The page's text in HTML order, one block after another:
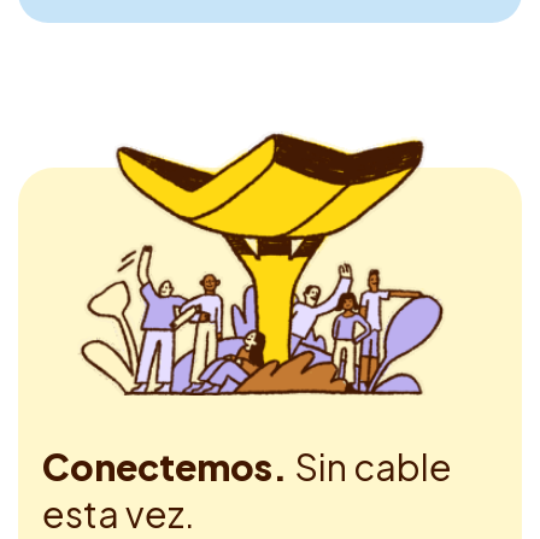
Conectemos. Sin cable
esta vez.